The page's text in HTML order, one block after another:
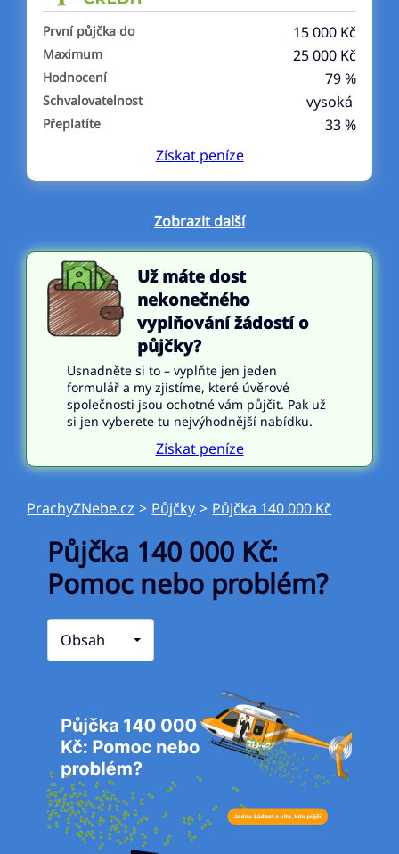
První půjčka do 15 000 Kč
Maximum 25 000 Kč
Hodnocení 79 %
Schvalovatelnost vysoká
Přeplatíte
33 %
Získatpeníze
Zobrazit další
Už máte dost
nekonečného
vyplňování žádostí o
půjčky?
Usnadněte si to – vyplňte jen jeden
formulář a my zjistíme, které úvěrové
společnosti jsou ochotné vám půjčit. Pak už
si jen vyberete tu nejvýhodnější nabídku.
Získat peníze
PrachyZNebe.cz > Půjčky > Půjčka 140 000 Kč
Půjčka 140 000 Kč:
Pomoc nebo problém?
Obsah